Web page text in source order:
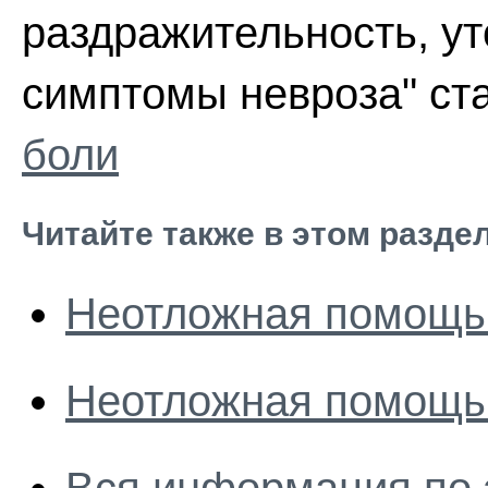
раздражительность,
симптомы невроза"
боли
Читайте также в этом
Неотложная помощь
Неотложная